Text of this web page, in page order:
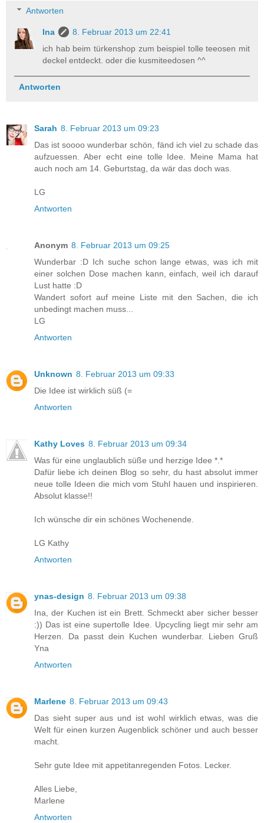
Antworten
Ina
8. Februar 2013 um 22:41
ich hab beim türkenshop zum beispiel tolle teeosen mit
deckel entdeckt. oder die kusmiteedosen ^^
Antworten
Sarah 8. Februar 2013 um 09:23
Das ist soooo wunderbar schön, fänd ich viel zu schade das
aufzuessen. Aber echt eine tolle Idee. Meine Mama hat
auch noch am 14. Geburtstag, da wär das doch was.
LG
Antworten
Anonym 8. Februar 2013 um 09:25
Wunderbar :D Ich suche schon lange etwas, was ich mit
einer solchen Dose machen kann, einfach, weil ich darauf
Lust hatte :D
Wandert sofort auf meine Liste mit den Sachen, die ich
unbedingt machen muss...
LG
Antworten
Unknown 8. Februar 2013 um 09:33
Die Idee ist wirklich süß (=
Antworten
Kathy Loves 8. Februar 2013 um 09:34
Was für eine unglaublich süße und herzige Idee *.*
Dafür liebe ich deinen Blog so sehr, du hast absolut immer
neue tolle Ideen die mich vom Stuhl hauen und inspirieren.
Absolut klasse!!
Ich wünsche dir ein schönes Wochenende.
LG Kathy
Antworten
ynas-design 8. Februar 2013 um 09:38
Ina, der Kuchen ist ein Brett. Schmeckt aber sicher besser
:)) Das ist eine supertolle Idee. Upcycling liegt mir sehr am
Herzen. Da passt dein Kuchen wunderbar. Lieben Gruß
Yna
Antworten
Marlene 8. Februar 2013 um 09:43
Das sieht super aus und ist wohl wirklich etwas, was die
Welt für einen kurzen Augenblick schöner und auch besser
macht.
Sehr gute Idee mit appetitanregenden Fotos. Lecker.
Alles Liebe,
Marlene
Antworten